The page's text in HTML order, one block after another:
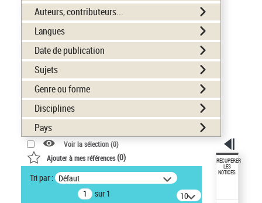
Auteurs, contributeurs...
Langues
Date de publication
Sujets
Genre ou forme
Disciplines
Pays
Voir la sélection (0)
Ajouter à mes références(0)
Tri par : Défaut
sur 1
10
RÉCUPÉRER
LES
NOTICES